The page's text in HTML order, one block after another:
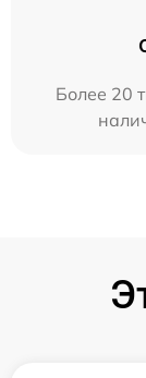
Более 20